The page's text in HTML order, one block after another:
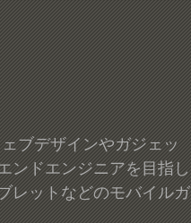
ブデザインやガジェッ
ンドエンジニアを目指し
レットなどのモバイルガ